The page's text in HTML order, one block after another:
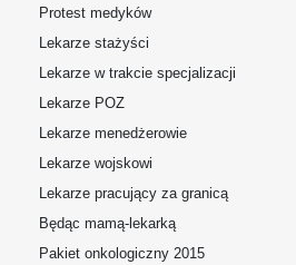
Protest medyków
Lekarze stażyści
Lekarze w trakcie specjalizacji
Lekarze POZ
Lekarze menedżerowie
Lekarze wojskowi
Lekarze pracujący za granicą
Będąc mamą-lekarką
Pakiet onkologiczny 2015